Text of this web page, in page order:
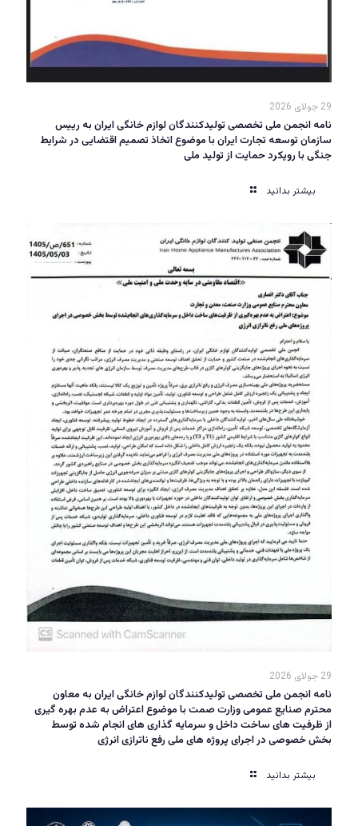
29 جولای 2026
نامه انجمن ملی تخصصی تولیدکنندگان لوازم خانگی ایران به رییس
سازمان توسعه تجارت ایران با موضوع اتخاذ تصمیم اقتضایی در شرایط
جنگی با رویکرد حمایت از تولید ملی
بیشتر بدانید
29 جولای 2026
نامه انجمن ملی تخصصی تولیدکنندگان لوازم خانگی ایران به معاون
محترم صنایع عمومی وزارت صمت با موضوع اعتراض به عدم بهره گیری
از ظرفیت های ساخت داخل و سرمایه گذاری های انجام شده توسط
بخش خصوصی در اجرای پروژه های ملی رفع ناترازی انرژی
بیشتر بدانید